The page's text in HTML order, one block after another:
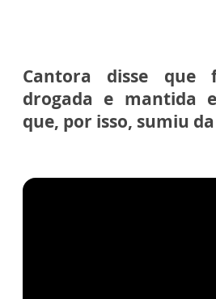
Cantora disse que
drogada e mantida
que, por isso, sumiu